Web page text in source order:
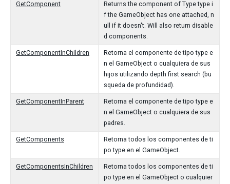
GetComponent
Returns the component of Type type i
f the GameObject has one attached, n
ull if it doesn't. Will also return disable
d components.
GetComponentInChildren
Retorna el componente de tipo type e
n el GameObject o cualquiera de sus
hijos utilizando depth first search (bu
squeda de profundidad).
GetComponentInParent
Retorna el componente de tipo type e
n el GameObject o cualquiera de sus
padres.
GetComponents
Retorna todos los componentes de ti
po type en el GameObject.
GetComponentsInChildren
Retorna todos los componentes de ti
po type en el GameObject o cualquier